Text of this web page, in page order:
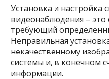
Установка и настройка
видеонаблюдения – это
требующий
Неправильная
некачественному
системы и, в конечном
информации.